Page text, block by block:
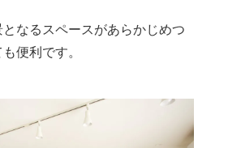
なるスペースがあらかじめつ
便利です。